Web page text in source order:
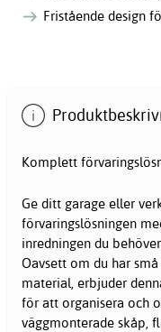
Fristående design
Komplett
Ge ditt garage eller
förvaringslösningen
inredningen du
Oavsett om du har
material, erbjuder
för att organisera och
väggmonterade skåp,